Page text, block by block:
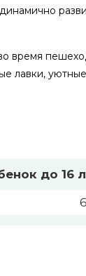
динамично
время
лавки,
до 16